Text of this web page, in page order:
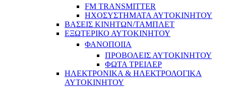
FM TRANSMITTER
ΗΧΟΣΥΣΤΗΜΑΤΑ ΑΥΤΟΚΙΝΗΤΟΥ
ΒΑΣΕΙΣ ΚΙΝΗΤΩΝ/ΤΑΜΠΛΕΤ
ΕΞΩΤΕΡΙΚΟ ΑΥΤΟΚΙΝΗΤΟΥ
ΦΑΝΟΠΟΙΙΑ
ΠΡΟΒΟΛΕΙΣ ΑΥΤΟΚΙΝΗΤΟΥ
ΦΩΤΑ ΤΡΕΙΛΕΡ
ΗΛΕΚΤΡΟΝΙΚΑ & ΗΛΕΚΤΡΟΛΟΓΙΚΑ
ΑΥΤΟΚΙΝΗΤΟΥ